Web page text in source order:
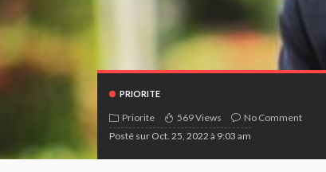
PRIORITE
Priorite 569 Views
No Comment
Posté sur Oct. 25, 2022 à 9:03 am